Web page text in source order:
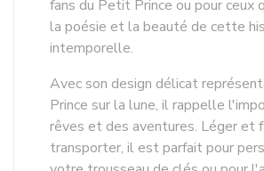
fans du Petit Prince ou pour ceux
la poésie et la beauté de cette
intemporelle.
Avec son design délicat
Prince sur la lune, il rappelle
rêves et des aventures. Léger et
transporter, il est parfait pour